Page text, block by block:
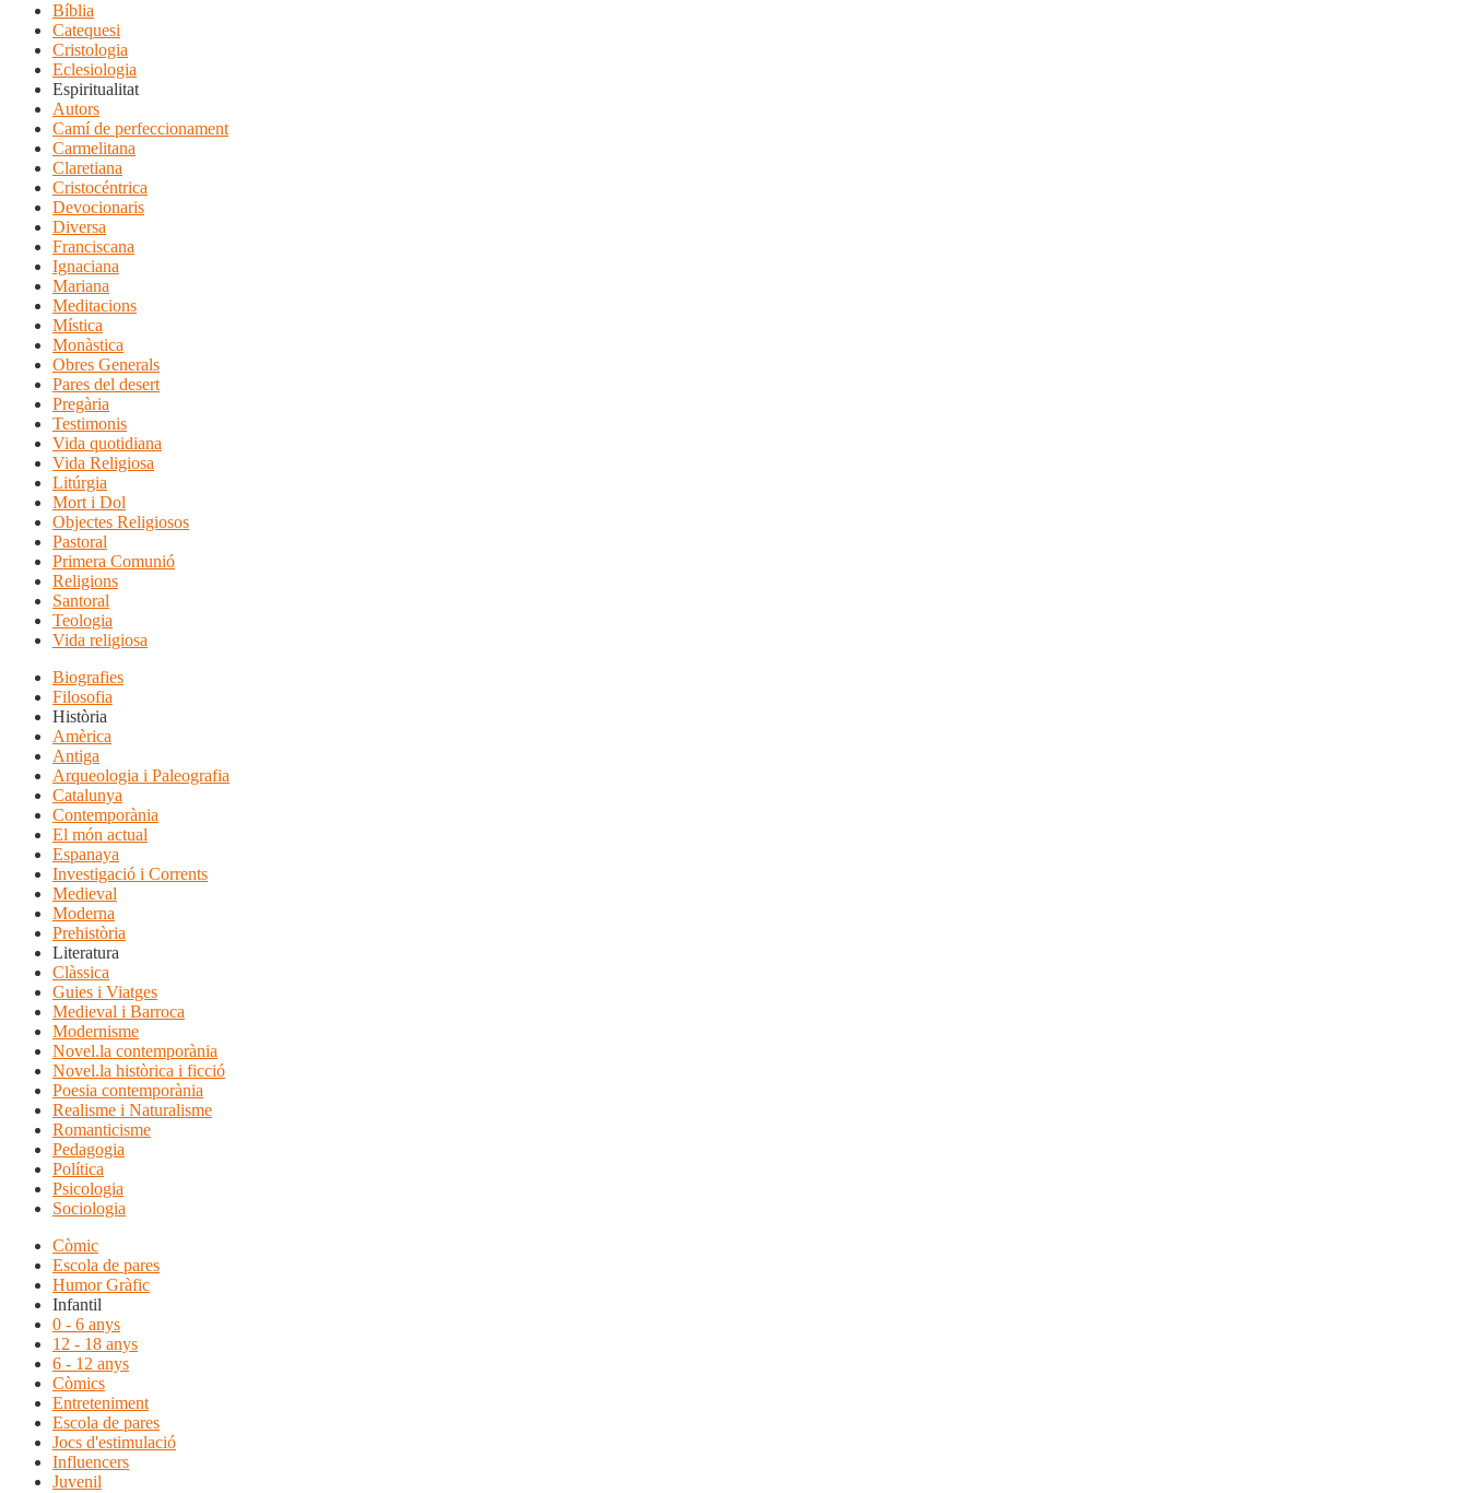
Bíblia
Catequesi
Cristologia
Eclesiologia
Espiritualitat
Autors
Camí de perfeccionament
Carmelitana
Claretiana
Cristocéntrica
Devocionaris
Diversa
Franciscana
Ignaciana
Mariana
Meditacions
Mística
Monàstica
Obres Generals
Pares del desert
Pregària
Testimonis
Vida quotidiana
Vida Religiosa
Litúrgia
Mort i Dol
Objectes Religiosos
Pastoral
Primera Comunió
Religions
Santoral
Teologia
Vida religiosa
Biografies
Filosofia
Història
Amèrica
Antiga
Arqueologia i Paleografia
Catalunya
Contemporània
El món actual
Espanaya
Investigació i Corrents
Medieval
Moderna
Prehistòria
Literatura
Clàssica
Guies i Viatges
Medieval i Barroca
Modernisme
Novel.la contemporània
Novel.la històrica i ficció
Poesia contemporània
Realisme i Naturalisme
Romanticisme
Pedagogia
Política
Psicologia
Sociologia
Còmic
Escola de pares
Humor Gràfic
Infantil
0 - 6 anys
12 - 18 anys
6 - 12 anys
Còmics
Entreteniment
Escola de pares
Jocs d'estimulació
Influencers
Juvenil